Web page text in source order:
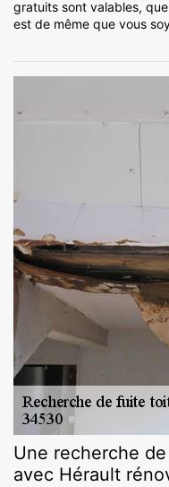
gratuits sont valables,
est de même que vous
Une recherche
avec Hérault